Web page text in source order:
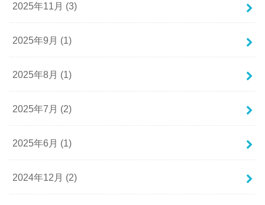
2025年11月 (3)
2025年9月 (1)
2025年8月 (1)
2025年7月 (2)
2025年6月 (1)
2024年12月 (2)